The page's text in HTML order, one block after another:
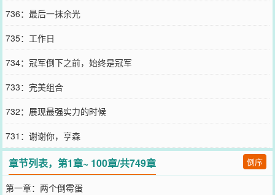
736：最后一抹余光
735：工作日
734：冠军倒下之前，始终是冠军
733：完美组合
732：展现最强实力的时候
731：谢谢你，亨森
章节列表，第1章~ 100章/共749章 倒序
第一章：两个倒霉蛋